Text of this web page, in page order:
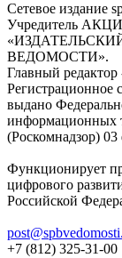
Сетевое издание
Учредитель
ВЕДОМОСТИ».
Главный
Регистрационное
выдано
информационных
(Роскомнадзор) 03
Функционирует
цифрового
Российской
+7 (812) 325-31-00